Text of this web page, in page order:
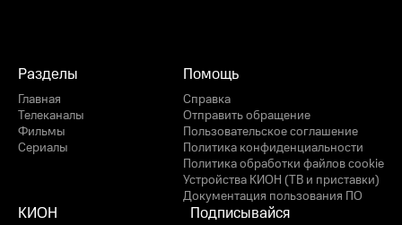
Разделы
Главная
Телеканалы
Фильмы
Сериалы
Помощь
Справка
Отправить обращение
Пользовательское соглашение
Политика конфиденциальности
Политика обработки файлов cookie
Устройства КИОН (ТВ и приставки)
Документация пользования ПО
КИОН Подписывайся